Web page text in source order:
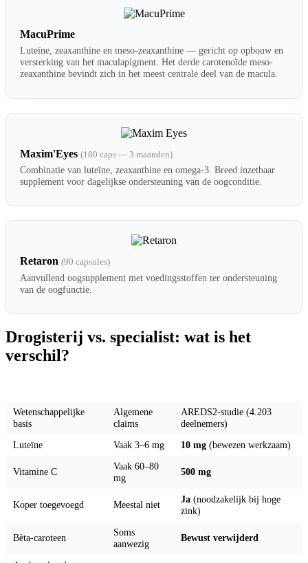
MacuPrime
Luteïne, zeaxanthine en meso-zeaxanthine — gericht op opbouw en
versterking van het maculapigment. Het derde carotenoïde meso-
zeaxanthine bevindt zich in het meest centrale deel van de macula.
Maxim'Eyes (180 caps — 3 maanden)
Combinatie van luteïne, zeaxanthine en omega-3. Breed inzetbaar
supplement voor dagelijkse ondersteuning van de oogconditie.
Retaron (90 capsules)
Aanvullend oogsupplement met voedingsstoffen ter ondersteuning
van de oogfunctie.
Drogisterij vs. specialist: wat is het
verschil?
Wetenschappelijke
basis
Algemene
claims
AREDS2-studie (4.203
deelnemers)
Luteïne
Vaak 3–6 mg 10 mg (bewezen werkzaam)
Vitamine C
Vaak 60–80
mg
500 mg
Koper toegevoegd Meestal niet Ja (noodzakelijk bij hoge
zink)
Bèta-caroteen
Soms
aanwezig
Bewust verwijderd